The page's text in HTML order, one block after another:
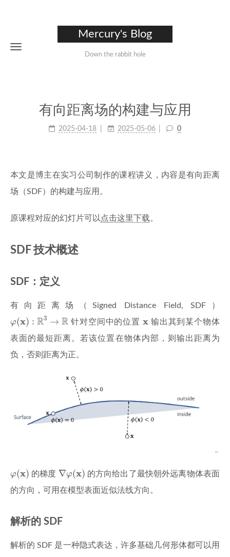
Mercury's Blog
Down the rabbit hole
有向距离场的构建与应用
2025-04-18 2025-05-06 0
本文是博主在实习公司制作的课程讲义，内容是有向距离
场（SDF）的构建与应用。
原课程对应的幻灯片可以 点击这里下载。
SDF 技术概述
SDF：定义
有向距离场（Signed Distance Field, SDF）
φ(x) : R3 → R
( ): 3→
针对空间中的位置 x
x输出其到某个物体
表面的最短距离。若该位置在物体内部，则输出距离为
负，否则距离为正。
φ(x)
( ) 的梯度 ∇φ(x)
∇φ (x
的方向给出了最快朝外远离物体表面
的方向，可用在模型表面近似法线方向。
解析的 SDF
解析的 SDF 是一种隐式表达，许多基础几何形体都可以用